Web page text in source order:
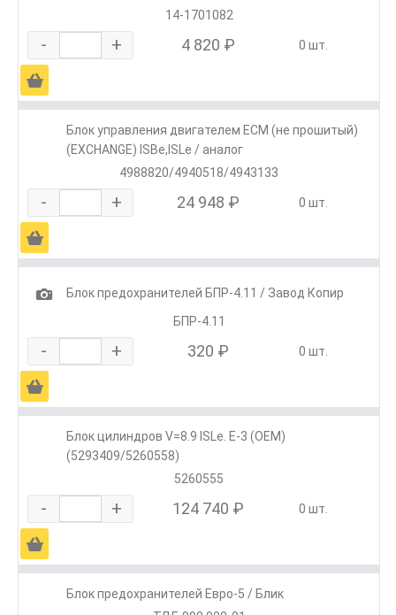
14-1701082
- + 4 820 ₽ 0 шт.
Ä
Блок управления двигателем ECM (не прошитый)
(EXCHANGE) ISBe,ISLe / аналог
4988820/4940518/4943133
- + 24 948 ₽ 0 шт.
Ä
1
Блок предохранителей БПР-4.11 / Завод Копир
БПР-4.11
- + 320 ₽ 0 шт.
Ä
Блок цилиндров V=8.9 ISLe. E-3 (ОЕМ)
(5293409/5260558)
5260555
- + 124 740 ₽ 0 шт.
Ä
Блок предохранителей Евро-5 / Блик